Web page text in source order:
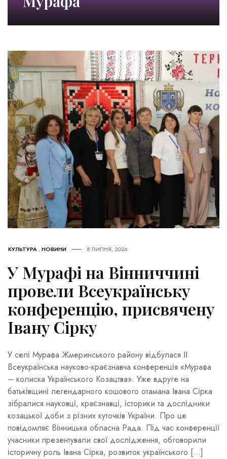
КУЛЬТУРА ,НОВИНИ 8 ЛИПНЯ, 2026
У Мурафі на Вінниччині
провели Всеукраїнську
конференцію, присвячену
Івану Сірку
У селі Мурафа Жмеринського району відбулася ІІ
Всеукраїнська науково-краєзнавча конференція «Мурафа
– колиска Українського Козацтва». Уже вдруге на
батьківщині легендарного кошового отамана Івана Сірка
зібралися науковці, краєзнавці, історики та дослідники
козацької доби з різних куточків України. Про це
повідомляє Вінницька обласна Рада. Під час конференції
учасники презентували свої дослідження, обговорили
історичну роль Івана Сірка, розвиток українського […]